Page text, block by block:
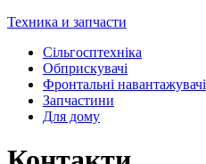
Техника и запчасти
Сільгосптехніка
Обприскувачі
Фронтальні навантажувачі
Запчастини
Для дому